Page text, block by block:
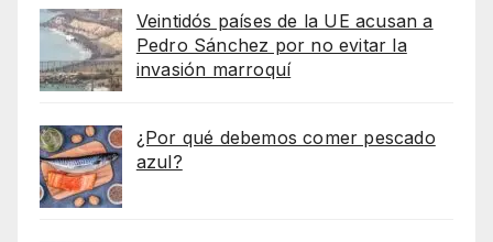
Veintidós países de la UE acusan a
Pedro Sánchez por no evitar la
invasión marroquí
¿Por qué debemos comer pescado
azul?